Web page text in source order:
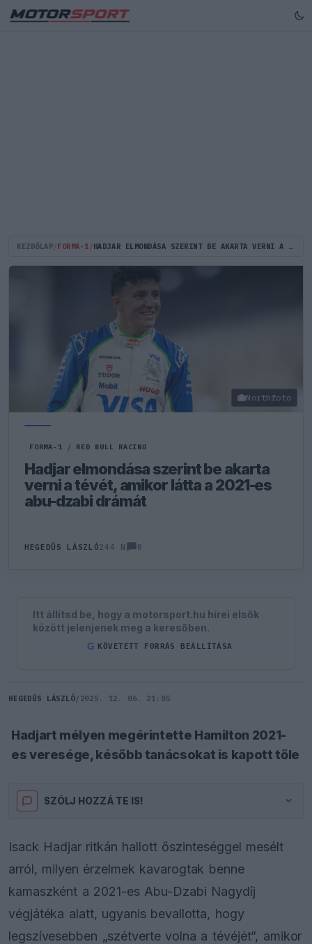
KEZDŐLAP FORMA-1 HADJAR ELMONDÁSA SZERINT BE AKARTA VERNI A TÉVÉT, AMIKOR LÁTTA A 2021-ES ABU-DZABI DRÁMÁT
Northfoto
FORMA-1 / RED BULL RACING
Hadjar elmondása szerint be akarta
verni a tévét, amikor látta a 2021-es
abu-dzabi drámát
HEGEDŰS LÁSZLÓ244 N 0
Itt állítsd be, hogy a motorsport.hu hírei elsők
között jelenjenek meg a keresőben.
G KÖVETETT FORRÁS BEÁLLÍTÁSA
HEGEDŰS LÁSZLÓ/ 2025. 12. 06. 21:05
Hadjart mélyen megérintette Hamilton 2021-
es veresége, később tanácsokat is kapott tőle
SZÓLJ HOZZÁ TE IS!
Isack Hadjar ritkán hallott őszinteséggel mesélt
arról, milyen érzelmek kavarogtak benne
kamaszként a 2021-es Abu-Dzabi Nagydíj
végjátéka alatt, ugyanis bevallotta, hogy
legszívesebben „szétverte volna a tévéjét”, amikor